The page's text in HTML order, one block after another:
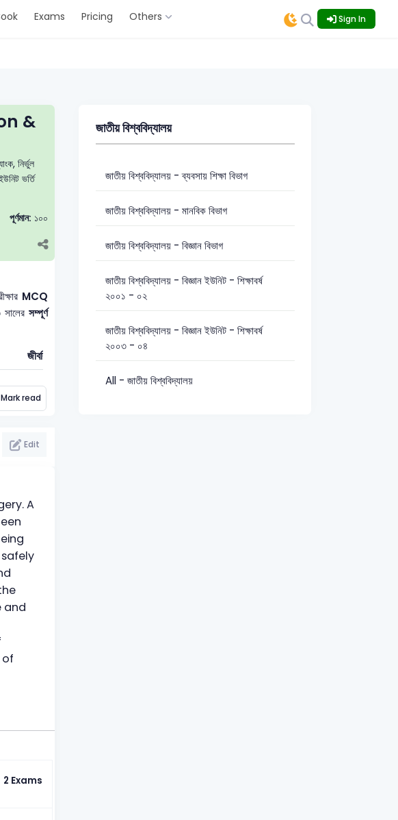
Exams Pricing Others Sign In
&
নির্ভুল
ভর্তি
পূর্ণমান: ১০০
MCQ
সম্পূর্ণ
জীববিজ্ঞান: 10 সাধারণ জ্ঞান: 10
Mark read
Edit
A
and
2 Exams
জাতীয় বিশ্ববিদ্যালয়
জাতীয় বিশ্ববিদ্যালয় - ব্যবসায় শিক্ষা বিভাগ
জাতীয় বিশ্ববিদ্যালয় - মানবিক বিভাগ
জাতীয় বিশ্ববিদ্যালয় - বিজ্ঞান বিভাগ
জাতীয় বিশ্ববিদ্যালয় - বিজ্ঞান ইউনিট - শিক্ষাবর্ষ
২০০১ - ০২
জাতীয় বিশ্ববিদ্যালয় - বিজ্ঞান ইউনিট - শিক্ষাবর্ষ
২০০৩ - ০৪
All - জাতীয় বিশ্ববিদ্যালয়